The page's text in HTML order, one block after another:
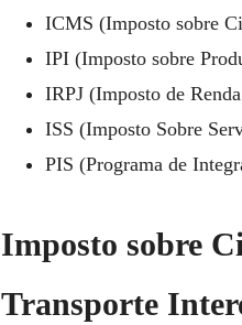
ICMS (Imposto sobre
IPI (Imposto sobre
IRPJ (Imposto de
ISS (Imposto Sobre
PIS (Programa de
Imposto sobre
Transporte